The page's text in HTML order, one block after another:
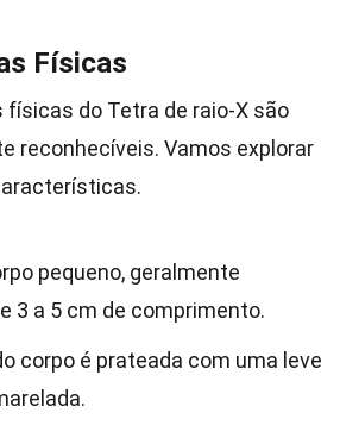
Físicas
do Tetra de raio-X são
reconhecíveis. Vamos explorar
pequeno, geralmente
3 a 5 cm de comprimento.
corpo é prateada com uma leve